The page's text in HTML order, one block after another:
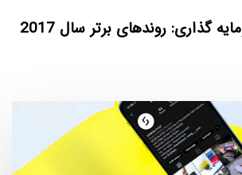
گذاری: روندهای برتر سال 2017